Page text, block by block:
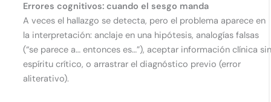
Errores cognitivos: cuando el sesgo manda
A veces el hallazgo se detecta, pero el problema aparece en
la interpretación: anclaje en una hipótesis, analogías falsas
(“se parece a… entonces es…”), aceptar información clínica
espíritu crítico, o arrastrar el diagnóstico previo (error
aliterativo).